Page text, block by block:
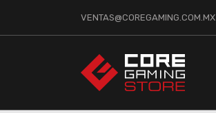
VENTAS@COREGAMING.COM.MX